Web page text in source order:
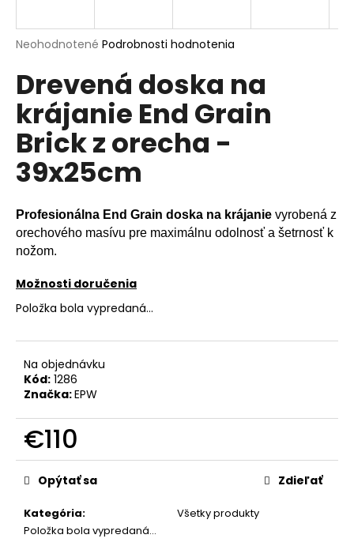
Priemerné
produktu
je
0,0
5
hviezdičiek.
Neohodnotené Podrobnosti hodnotenia
Drevená doska na
krájanie End Grain
Brick z orecha -
39x25cm
Profesionálna End Grain doska na krájanie vyrobená z
orechového masívu pre maximálnu odolnosť a šetrnosť k
nožom.
Možnosti doručenia
Položka bola vypredaná…
Na objednávku
Kód: 1286
Značka:EPW
€110
Jednotková
cena:
Kategória:
Všetky produkty
Položka bola vypredaná…
Opýtať sa Zdieľať
j
ť
?
O
p
o
ú
č
a
m
DREVA
TEHLOVÝM